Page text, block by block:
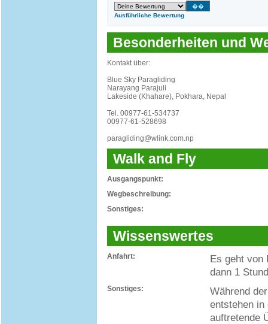
Ausführliche Bewertung
Besonderheiten und
Kontakt über:
Blue Sky Paragliding
Narayang Parajuli
Lakeside (Khahare), Pokhara, Nepal
Tel. 00977-61-534737
00977-61-528698
paragliding@wlink.com.np
Walk and Fly
Ausgangspunkt:
Wegbeschreibung:
Sonstiges:
Wissenswertes
Anfahrt:
Es geht von
dann 1
Sonstiges:
Während
entstehen in
auftretende